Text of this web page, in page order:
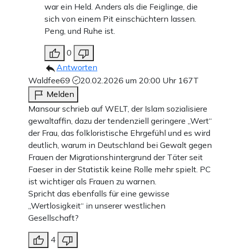
war ein Held. Anders als die Feiglinge, die
sich von einem Pit einschüchtern lassen.
Peng, und Ruhe ist.
0
Antworten
Waldfee69
20.02.2026 um 20:00 Uhr 167T
Melden
Mansour schrieb auf WELT, der Islam sozialisiere
gewaltaffin, dazu der tendenziell geringere „Wert“
der Frau, das folkloristische Ehrgefühl und es wird
deutlich, warum in Deutschland bei Gewalt gegen
Frauen der Migrationshintergrund der Täter seit
Faeser in der Statistik keine Rolle mehr spielt. PC
ist wichtiger als Frauen zu warnen.
Spricht das ebenfalls für eine gewisse
„Wertlosigkeit“ in unserer westlichen
Gesellschaft?
4